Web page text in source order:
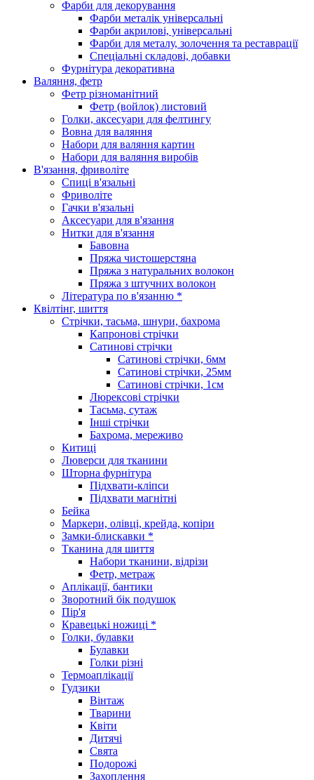
Фарби для декорування
Фарби металік універсальні
Фарби акрилові, універсальні
Фарби для металу, золочення та реставрації
Спеціальні складові, добавки
Фурнітура декоративна
Валяння, фетр
Фетр різноманітний
Фетр (войлок) листовий
Голки, аксесуари для фелтингу
Вовна для валяння
Набори для валяння картин
Набори для валяння виробів
В'язання, фриволіте
Спиці в'язальні
Фриволіте
Гачки в'язальні
Аксесуари для в'язання
Нитки для в'язання
Бавовна
Пряжа чистошерстяна
Пряжа з натуральних волокон
Пряжа з штучних волокон
Література по в'язанню *
Квілтінг, шиття
Стрічки, тасьма, шнури, бахрома
Капронові стрічки
Сатинові стрічки
Сатинові стрічки, 6мм
Сатинові стрічки, 25мм
Сатинові стрічки, 1см
Люрексові стрічки
Тасьма, сутаж
Інші стрічки
Бахрома, мереживо
Китиці
Люверси для тканини
Шторна фурнітура
Підхвати-кліпси
Підхвати магнітні
Бейка
Маркери, олівці, крейда, копіри
Замки-блискавки *
Тканина для шиття
Набори тканини, відрізи
Фетр, метраж
Аплікації, бантики
Зворотний бік подушок
Пір'я
Кравецькі ножиці *
Голки, булавки
Булавки
Голки різні
Термоаплікації
Гудзики
Вінтаж
Тварини
Квіти
Дитячі
Свята
Подорожі
Захоплення